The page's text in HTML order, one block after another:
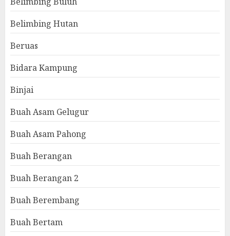
Belimbing Hutan
Beruas
Bidara Kampung
Binjai
Buah Asam Gelugur
Buah Asam Pahong
Buah Berangan
Buah Berangan 2
Buah Berembang
Buah Bertam